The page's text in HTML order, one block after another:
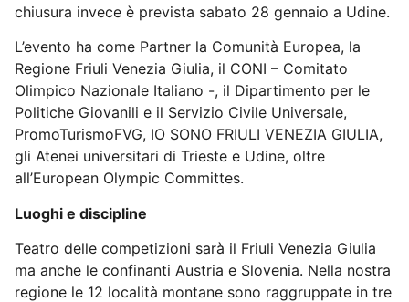
chiusura invece è prevista sabato 28 gennaio a Udine.
L’evento ha come Partner la Comunità Europea, la
Regione Friuli Venezia Giulia, il CONI – Comitato
Olimpico Nazionale Italiano -, il Dipartimento per le
Politiche Giovanili e il Servizio Civile Universale,
PromoTurismoFVG, IO SONO FRIULI VENEZIA GIULIA,
gli Atenei universitari di Trieste e Udine, oltre
all’European Olympic Committes.
Luoghi e discipline
Teatro delle competizioni sarà il Friuli Venezia Giulia
ma anche le confinanti Austria e Slovenia. Nella nostra
regione le 12 località montane sono raggruppate in tre